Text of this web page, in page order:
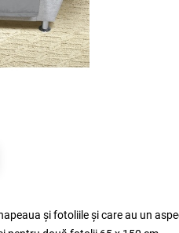
şi fotoliile şi care au un